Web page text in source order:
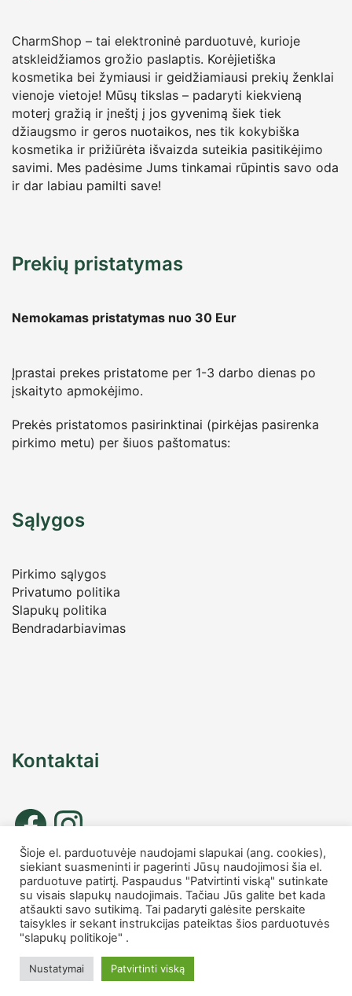
CharmShop – tai elektroninė parduotuvė, kurioje
atskleidžiamos grožio paslaptis. Korėjietiška
kosmetika bei žymiausi ir geidžiamiausi prekių ženklai
vienoje vietoje! Mūsų tikslas – padaryti kiekvieną
moterį gražią ir įneštį į jos gyvenimą šiek tiek
džiaugsmo ir geros nuotaikos, nes tik kokybiška
kosmetika ir prižiūrėta išvaizda suteikia pasitikėjimo
savimi. Mes padėsime Jums tinkamai rūpintis savo oda
ir dar labiau pamilti save!
Prekių pristatymas
Nemokamas pristatymas nuo 30 Eur
Įprastai prekes pristatome per 1-3 darbo dienas po
įskaityto apmokėjimo.
Prekės pristatomos pasirinktinai (pirkėjas pasirenka
pirkimo metu) per šiuos paštomatus:
Sąlygos
Pirkimo sąlygos
Privatumo politika
Slapukų politika
Bendradarbiavimas
Kontaktai
Tel. nr.: +37067677885
info@charmshop.lt
MB Charmshop
Įmonės kodas 306007816
PVM kodas LT100014759418
Šioje el. parduotuvėje naudojami slapukai (ang. cookies),
siekiant suasmeninti ir pagerinti Jūsų naudojimosi šia el.
parduotuve patirtį. Paspaudus "Patvirtinti viską" sutinkate
su visais slapukų naudojimais. Tačiau Jūs galite bet kada
atšaukti savo sutikimą. Tai padaryti galėsite perskaite
taisykles ir sekant instrukcijas pateiktas šios parduotuvės
"slapukų politikoje" .
Nustatymai Patvirtinti viską